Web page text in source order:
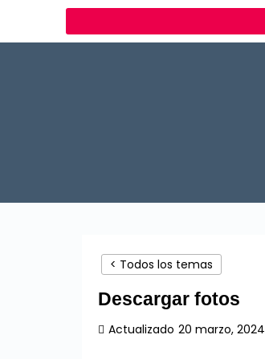
< Todos los temas
Descargar fotos
Actualizado 20 marzo, 2024